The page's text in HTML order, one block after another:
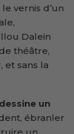
vernis d’un
Dalein
théâtre,
et sans la
un
ébranler